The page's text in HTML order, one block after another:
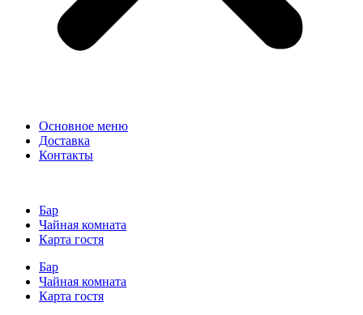
Основное меню
Доставка
Контакты
Бар
Чайная комната
Карта гостя
Бар
Чайная комната
Карта гостя